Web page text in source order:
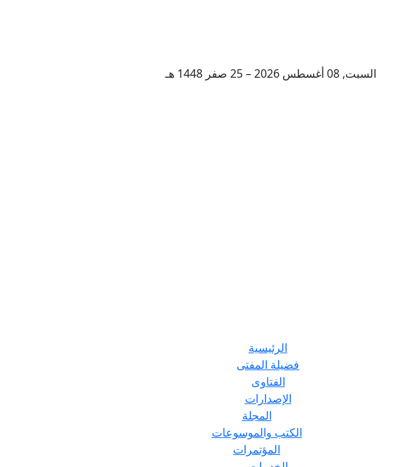
السبت, 08 أغسطس 2026 – 25 صفر 1448 هـ
الرئيسية
فضيلة المفتى
الفتاوى
الإصدارات
المجلة
الكتب والموسوعات
المؤتمرات